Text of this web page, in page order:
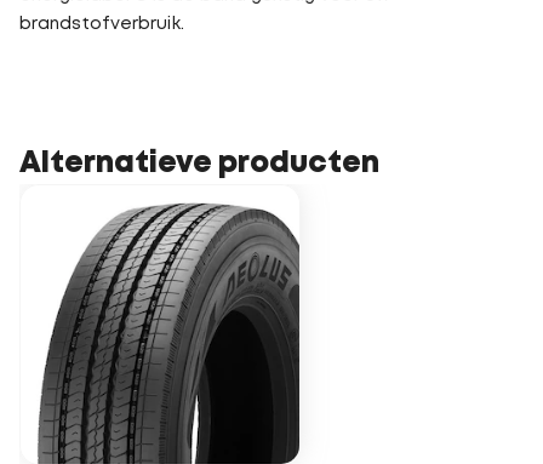
brandstofverbruik.
Alternatieve producten